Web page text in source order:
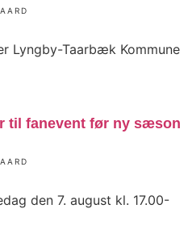
Lyngby-Taarbæk Kommune
til fanevent før ny sæson
den 7. august kl. 17.00-